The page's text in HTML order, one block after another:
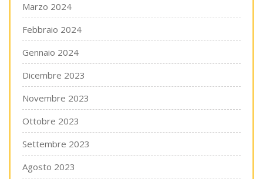
Marzo 2024
Febbraio 2024
Gennaio 2024
Dicembre 2023
Novembre 2023
Ottobre 2023
Settembre 2023
Agosto 2023